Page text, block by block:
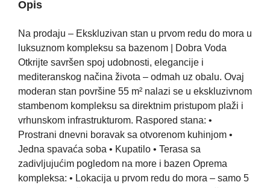
Opis
Na prodaju – Ekskluzivan stan u prvom redu do mora u
luksuznom kompleksu sa bazenom | Dobra Voda
Otkrijte savršen spoj udobnosti, elegancije i
mediteranskog načina života – odmah uz obalu. Ovaj
moderan stan površine 55 m² nalazi se u ekskluzivnom
stambenom kompleksu sa direktnim pristupom plaži i
vrhunskom infrastrukturom. Raspored stana: •
Prostrani dnevni boravak sa otvorenom kuhinjom •
Jedna spavaća soba • Kupatilo • Terasa sa
zadivljujućim pogledom na more i bazen Oprema
kompleksa: • Lokacija u prvom redu do mora – samo 5